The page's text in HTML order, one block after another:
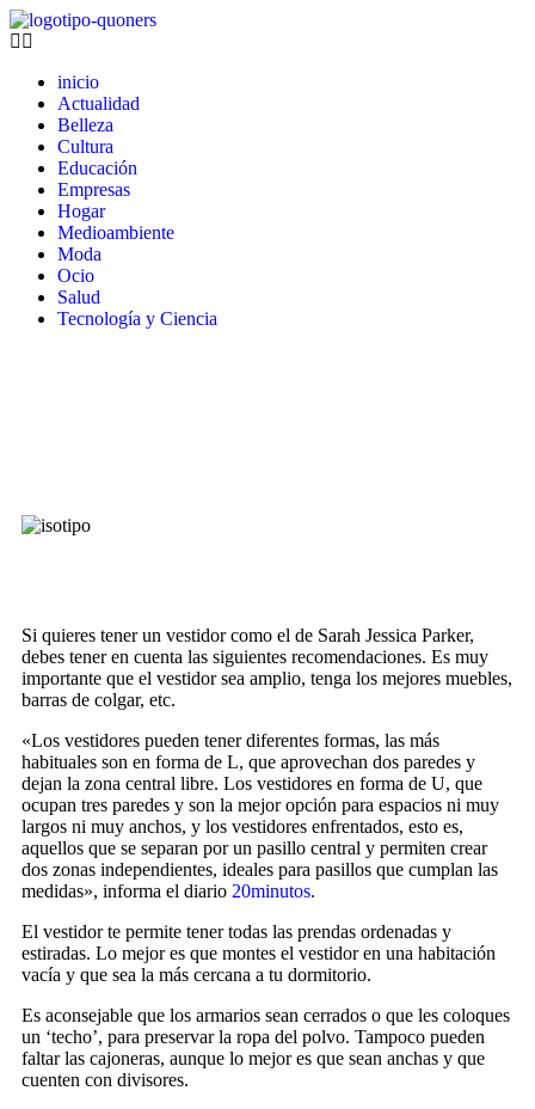
inicio
Actualidad
Belleza
Cultura
Educación
Empresas
Hogar
Medioambiente
Moda
Ocio
Salud
Tecnología y Ciencia
Si quieres tener un vestidor como el de Sarah Jessica Parker,
debes tener en cuenta las siguientes recomendaciones. Es muy
importante que el vestidor sea amplio, tenga los mejores muebles,
barras de colgar, etc.
«Los vestidores pueden tener diferentes formas, las más
habituales son en forma de L, que aprovechan dos paredes y
dejan la zona central libre. Los vestidores en forma de U, que
ocupan tres paredes y son la mejor opción para espacios ni muy
largos ni muy anchos, y los vestidores enfrentados, esto es,
aquellos que se separan por un pasillo central y permiten crear
dos zonas independientes, ideales para pasillos que cumplan las
medidas», informa el diario 20minutos.
El vestidor te permite tener todas las prendas ordenadas y
estiradas. Lo mejor es que montes el vestidor en una habitación
vacía y que sea la más cercana a tu dormitorio.
Es aconsejable que los armarios sean cerrados o que les coloques
un ‘techo’, para preservar la ropa del polvo. Tampoco pueden
faltar las cajoneras, aunque lo mejor es que sean anchas y que
cuenten con divisores.